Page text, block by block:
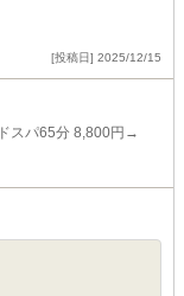
[投稿日] 2025/12/15
スパ65分 8,800円→